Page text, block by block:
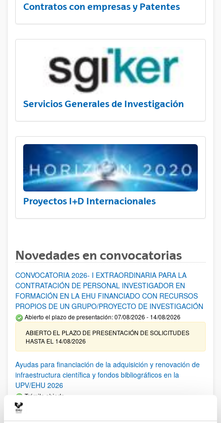
Contratos con empresas y Patentes
Servicios Generales de Investigación
Proyectos I+D Internacionales
Novedades en convocatorias
CONVOCATORIA 2026- I EXTRAORDINARIA PARA LA
CONTRATACIÓN DE PERSONAL INVESTIGADOR EN
FORMACIÓN EN LA EHU FINANCIADO CON RECURSOS
PROPIOS DE UN GRUPO/PROYECTO DE INVESTIGACIÓN
Abierto el plazo de presentación: 07/08/2026 - 14/08/2026
ABIERTO EL PLAZO DE PRESENTACIÓN DE SOLICITUDES
HASTA EL 14/08/2026
Ayudas para financiación de la adquisición y renovación de
infraestructura científica y fondos bibliográficos en la
UPV/EHU 2026
Trámite abierto
solicitudes admitidas y excluidas. 23/03/2026: Relación